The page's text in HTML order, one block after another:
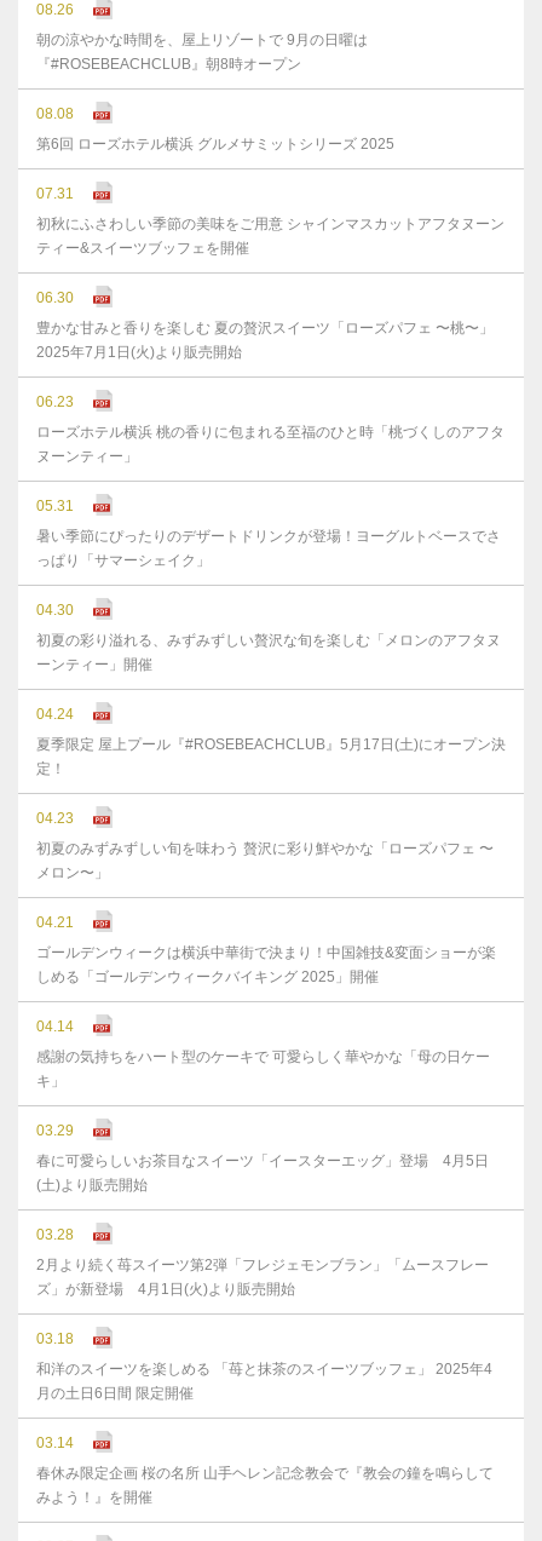
08.26
朝の涼やかな時間を、屋上リゾートで 9月の日曜は
『#ROSEBEACHCLUB』朝8時オープン
08.08
第6回 ローズホテル横浜 グルメサミットシリーズ 2025
07.31
初秋にふさわしい季節の美味をご用意 シャインマスカットアフタヌーン
ティー&スイーツブッフェを開催
06.30
豊かな⽢みと⾹りを楽しむ 夏の贅沢スイーツ「ローズパフェ 〜桃〜」
2025年7⽉1⽇(⽕)より販売開始
06.23
ローズホテル横浜 桃の香りに包まれる至福のひと時「桃づくしのアフタ
ヌーンティー」
05.31
暑い季節にぴったりのデザートドリンクが登場！ヨーグルトベースでさ
っぱり「サマーシェイク」
04.30
初夏の彩り溢れる、みずみずしい贅沢な旬を楽しむ「メロンのアフタヌ
ーンティー」開催
04.24
夏季限定 屋上プール『#ROSEBEACHCLUB』5月17日(土)にオープン決
定！
04.23
初夏のみずみずしい旬を味わう 贅沢に彩り鮮やかな「ローズパフェ 〜
メロン〜」
04.21
ゴールデンウィークは横浜中華街で決まり！中国雑技&変面ショーが楽
しめる「ゴールデンウィークバイキング 2025」開催
04.14
感謝の気持ちをハート型のケーキで 可愛らしく華やかな「母の日ケー
キ」
03.29
春に可愛らしいお茶目なスイーツ「イースターエッグ」登場 4月5日
(土)より販売開始
03.28
2月より続く苺スイーツ第2弾「フレジェモンブラン」「ムースフレー
ズ」が新登場 4月1日(火)より販売開始
03.18
和洋のスイーツを楽しめる 「苺と抹茶のスイーツブッフェ」 2025年4
月の土日6日間 限定開催
03.14
春休み限定企画 桜の名所 山手ヘレン記念教会で『教会の鐘を鳴らして
みよう！』を開催